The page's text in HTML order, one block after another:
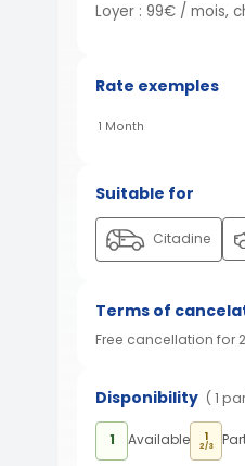
Loyer : 99€ / mois,
Rate exemples
1 Month
Suitable for
Citadine
Terms of
Free cancellation for
Disponibility ( 1
1 Available 1
2/3